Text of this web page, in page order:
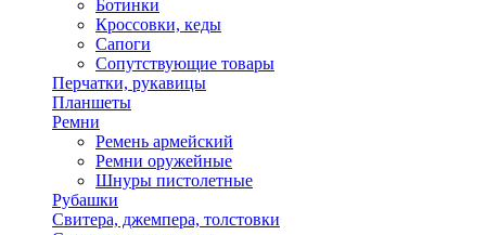
Ботинки
Кроссовки, кеды
Сапоги
Сопутствующие товары
Перчатки, рукавицы
Планшеты
Ремни
Ремень армейский
Ремни оружейные
Шнуры пистолетные
Рубашки
Свитера, джемпера, толстовки